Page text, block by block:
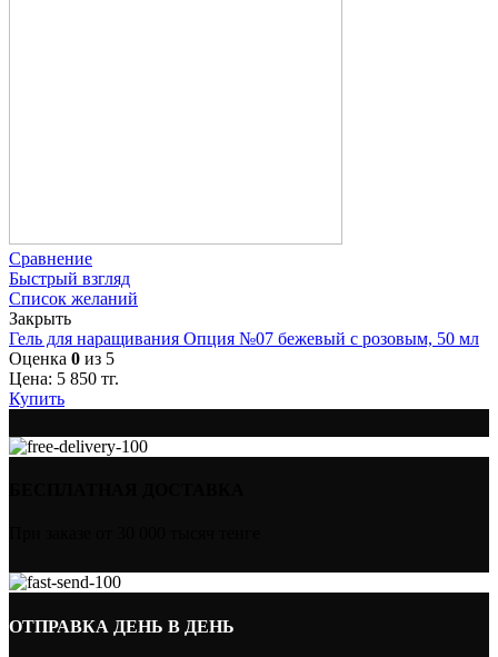
Сравнение
Быстрый взгляд
Список желаний
Закрыть
Гель для наращивания Опция №07 бежевый с розовым, 50 мл
Оценка 0 из 5
Цена: 5 850 тг.
Купить
ОТПРАВКА ДЕНЬ В ДЕНЬ